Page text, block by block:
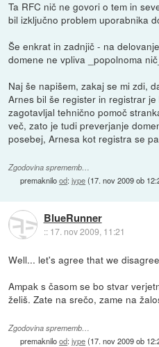
Ta RFC nič ne govori o tem in
bil izključno problem uporabnika
Še enkrat in zadnjič - na
domene ne vpliva _popolnoma
Naj še napišem, zakaj se mi zdi,
Arnes bil še register in registrar
zagotavljal tehnično pomoč
več, zato je tudi preverjanje
posebej, Arnesa kot registra se
Zgodovina sprememb…
premaknilood:jype(17. nov 2009 ob
BlueRunner
:: 17. nov 2009, 11:21
Well... let's agree that we
Ampak s časom se bo stvar
želiš. Zate na srečo, zame na
Zgodovina sprememb…
premaknilood:jype(17. nov 2009 ob